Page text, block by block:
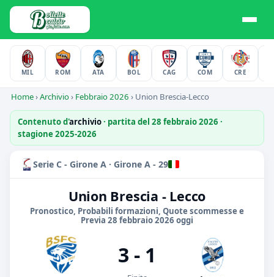
MIL ROM ATA BOL CAG COM CRE
Home›Archivio› Febbraio 2026 › Union Brescia-Lecco
Contenuto d'archivio· partita del 28 febbraio 2026 ·
stagione 2025-2026
Serie C - Girone A · Girone A - 29
Union Brescia - Lecco
Pronostico, Probabili formazioni, Quote scommesse e
Previa 28 febbraio 2026 oggi
3 - 1